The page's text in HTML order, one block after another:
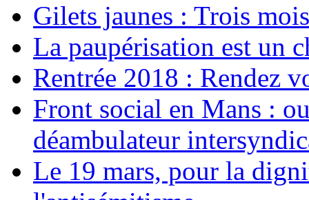
Gilets jaunes : Trois
La paupérisation est un
Rentrée 2018 : Rendez
Front social en Mans :
déambulateur
Le 19 mars, pour la